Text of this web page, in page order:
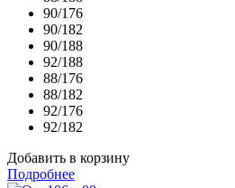
90/176
90/182
90/188
92/188
88/176
88/182
92/176
92/182
Добавить в корзину
Подробнее